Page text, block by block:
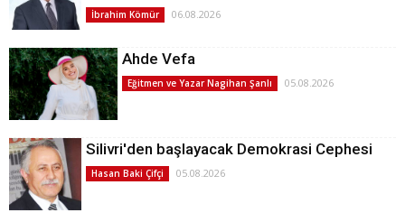
İbrahim Kömür 06.08.2026
Ahde Vefa
Eğitmen ve Yazar Nagihan Şanlı 05.08.2026
Silivri'den başlayacak Demokrasi Cephesi
Hasan Baki Çifçi 05.08.2026